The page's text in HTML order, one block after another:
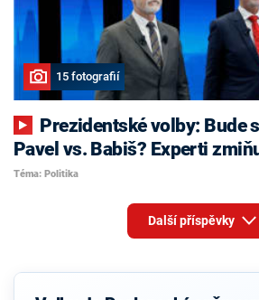
15 fotografií
Pavel vs. Babiš? Experti
Téma: Politika
Další příspěvky